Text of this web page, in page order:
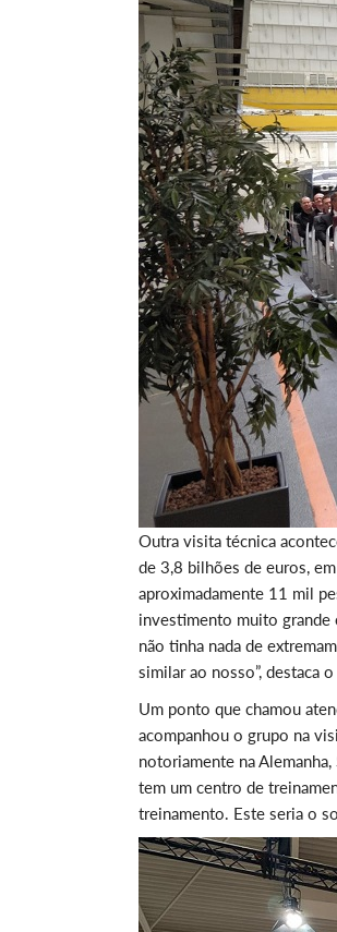
Outra visita técnica
de 3,8 bilhões de euros,
aproximadamente 11 mil
investimento muito grande
não tinha nada de
similar ao nosso”, destaca
Um ponto que chamou
acompanhou o grupo na
notoriamente na
tem um centro de
treinamento. Este seria o